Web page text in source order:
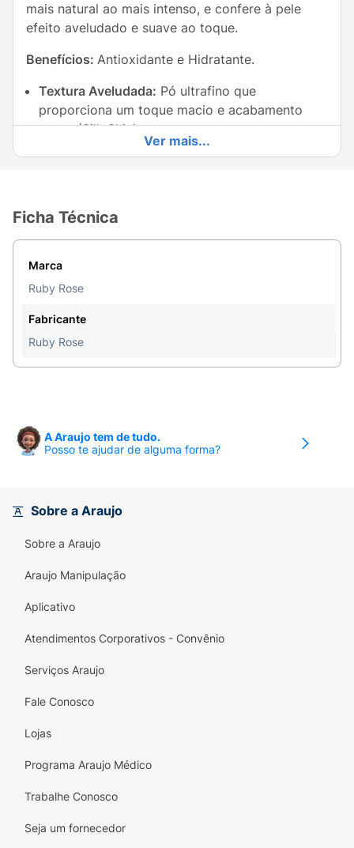
mais natural ao mais intenso, e confere à pele
efeito aveludado e suave ao toque.
Benefícios: Antioxidante e Hidratante.
Textura Aveludada: Pó ultrafino que
proporciona um toque macio e acabamento
suave (Silk Skin).
Alta Pigmentação:Entrega intensidade desde a
manchas indesejadas.
Longa Duração:
manter o seu aspecto radiante intacto por
muito mais tempo.
Embalagem Prática:Estojo compacto e seguro,
Ficha Técnica:
cor desejada.
Precauções
Uso externo. Manter fora do alcance das
crianças.
Não ingerir. Em caso de contato acidental com os
olhos, enxaguar abundantemente. Não utilizar
Ver mais...
Ficha Técnica
Marca
Ruby Rose
Fabricante
Ruby Rose
A Araujo tem de tudo.
Posso te ajudar de alguma forma?
Sobre a Araujo
Sobre a Araujo
Araujo Manipulação
Aplicativo
Atendimentos Corporativos - Convênio
Serviços Araujo
Fale Conosco
Lojas
Programa Araujo Médico
Trabalhe Conosco
Seja um fornecedor